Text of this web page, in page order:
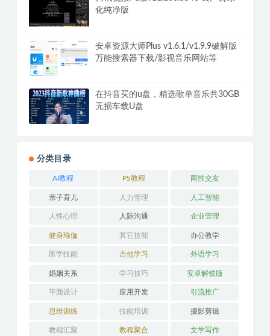
化纯净版
安卓资源大师Plus v1.6.1/v1.9.9破解版
万能搜索器下载/影视音乐网站等
在抖音买的u盘，精选歌单音乐共30GB
无损车载U盘
分类目录
AI教程 PS教程 两性交友
亲子育儿 人力管理 人工智能
人性心理 人际沟通 企业管理
健身瑜伽 其它技能 办公教学
医学技能 吉他学习 外语学习
婚姻关系 学习技巧 安卓解锁版
平面设计 应用开发 引流推广
思维训练 技能培训 摄影剪辑
教程汇聚 教程聚合 文学写作